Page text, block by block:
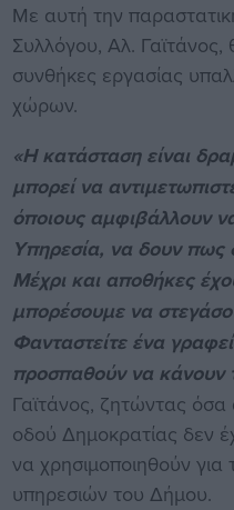
Με αυτή την
Συλλόγου, Αλ. Γαϊτάνος,
συνθήκες εργασίας
χώρων.
«Η κατάσταση είναι
μπορεί να
όποιους αμφιβάλλουν
Υπηρεσία, να δουν πως
Μέχρι και αποθήκες
μπορέσουμε να
Φανταστείτε ένα
προσπαθούν να κάνουν
Γαϊτάνος, ζητώντας όσα
οδού Δημοκρατίας δεν
να χρησιμοποιηθούν
υπηρεσιών του Δήμου.